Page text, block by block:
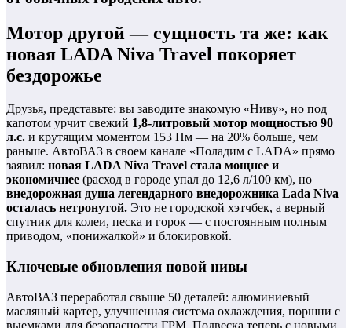
Мотор другой — сущность та же: как
новая LADA Niva Travel покоряет
бездорожье
Друзья, представьте: вы заводите знакомую «Ниву», но под
капотом урчит свежий 1,8-литровый мотор мощностью 90
л.с. и крутящим моментом 153 Нм — на 20% больше, чем
раньше. АвтоВАЗ в своем канале «Поладим с LADA» прямо
заявил: новая LADA Niva Travel стала мощнее и
экономичнее (расход в городе упал до 12,6 л/100 км), но
внедорожная душа легендарного внедорожника Lada Niva
осталась нетронутой. Это не городской хэтчбек, а верный
спутник для колеи, песка и горок — с постоянным полным
приводом, «понижалкой» и блокировкой.
Ключевые обновления новой нивы
АвтоВАЗ переработал свыше 50 деталей: алюминиевый
масляный картер, улучшенная система охлаждения, поршни с
выемками для безопасности ГРМ. Подвеска теперь с новыми